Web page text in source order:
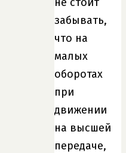
забывать,
что на
малых
оборотах
при
движении
на высшей
передаче,